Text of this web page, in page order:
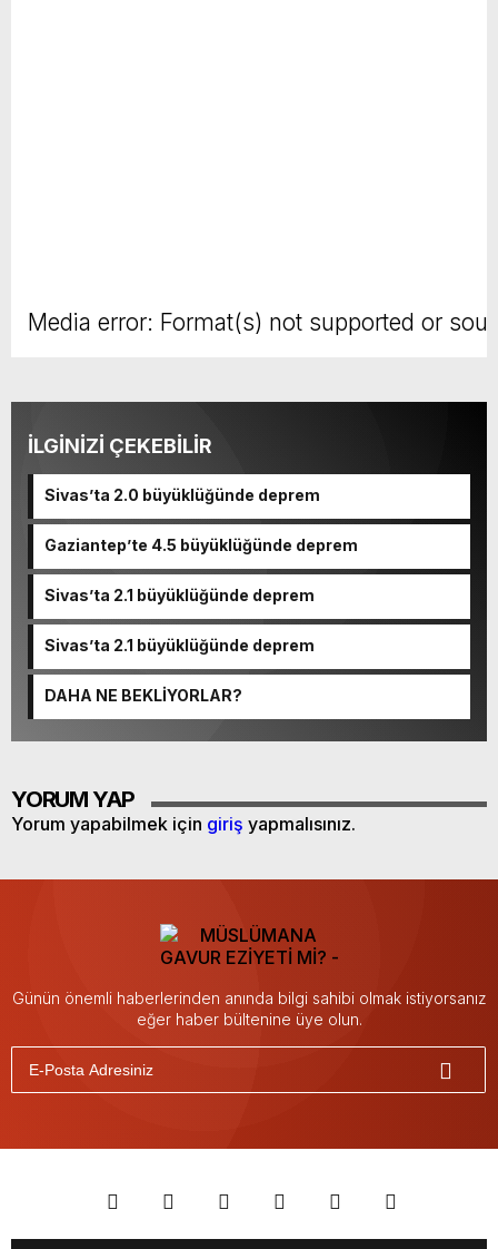
Media error: Format(s) not supported or
00:00
İLGİNİZİ ÇEKEBİLİR
Sivas’ta 2.0 büyüklüğünde deprem
Gaziantep’te 4.5 büyüklüğünde deprem
Sivas’ta 2.1 büyüklüğünde deprem
Sivas’ta 2.1 büyüklüğünde deprem
DAHA NE BEKLİYORLAR?
YORUM YAP
Yorum yapabilmek için giriş yapmalısınız.
Günün önemli haberlerinden anında bilgi sahibi olmak istiyorsanız
eğer haber bültenine üye olun.